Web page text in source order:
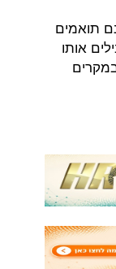
תואמים
אותו